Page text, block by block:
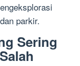
parkir.
Sering